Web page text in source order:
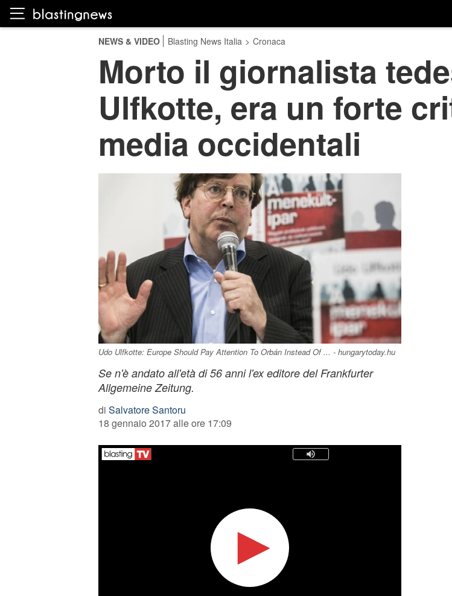
NEWS & VIDEO Blasting News Italia > Cronaca
Morto il giornalista
Ulfkotte, era un forte
media occidentali
Udo Ulfkotte: Europe Should Pay Attention To Orbán Instead Of ... - hungarytoday.hu
Se n'è andato all'età di 56 anni l'ex editore del Frankfurter
Allgemeine Zeitung.
di Salvatore Santoru
18 gennaio 2017 alle ore 17:09